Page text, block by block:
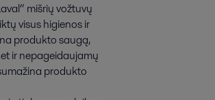
mišrių vožtuvų
visus higienos ir
produkto saugą,
ir nepageidaujamų
produkto